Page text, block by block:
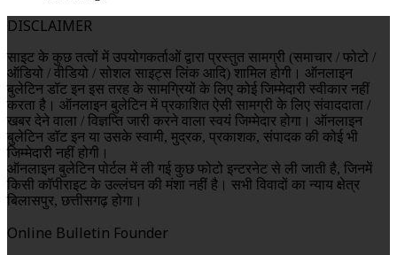
DISCLAIMER
साइट के कुछ तत्वों में उपयोगकर्ताओं द्वारा प्रस्तुत सामग्री (समाचार / फोटो /
ऑडियो / वीडियो / सोशल साइट्स लिंक आदि) शामिल होगी। ऑनलाइन
बुलेटिन डॉट इन इस तरह के सामग्रियों के लिए कोई जिम्मेदारी स्वीकार नहीं
करता है। ऑनलाइन बुलेटिन में प्रकाशित ऐसी सामग्री के लिए संवाददाता /
खबर देने वाला / विज्ञप्ति जारी करने वाला स्वयं जिम्मेदार होगा। ऑनलाइन
बुलेटिन डॉट इन या उसके स्वामी, मुद्रक, प्रकाशक, संपादक की कोई भी
जिम्मेदारी नहीं होगी।
ऑनलाइन बुलेटिन पोर्टल में ली गई कुछ फोटो इन्टरनेट से ली जाती है, जिनमें
किसी कॉपीराइट के उल्लंघन की मंशा नहीं है। सभी विवादों का न्याय क्षेत्र
बिलासपुर, छत्तीसगढ़ होगा।
Online Bulletin Founder